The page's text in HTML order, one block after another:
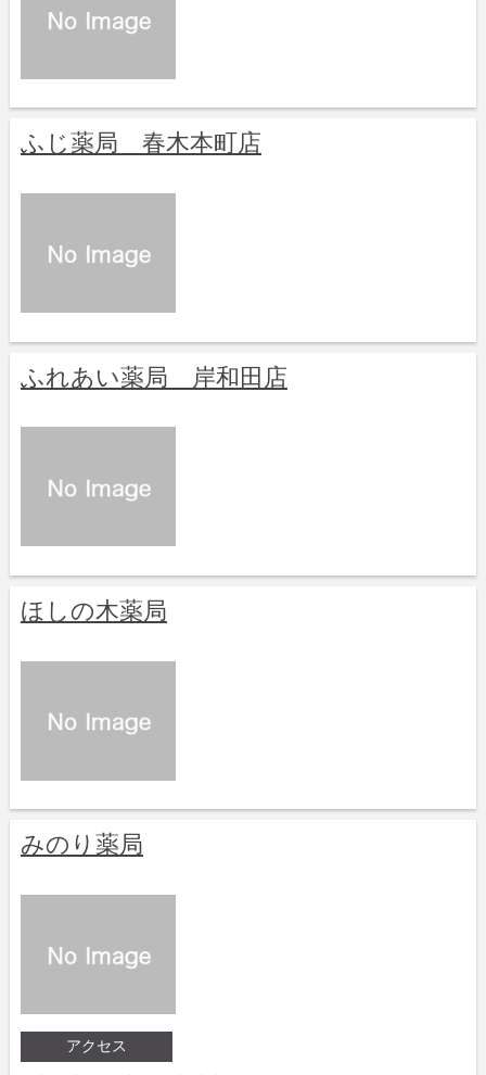
ふじ薬局 春木本町店
ふれあい薬局 岸和田店
ほしの木薬局
みのり薬局
アクセス